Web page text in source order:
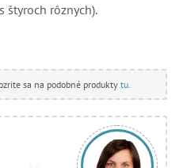
štyroch rôznych).
sa na podobné produkty tu.